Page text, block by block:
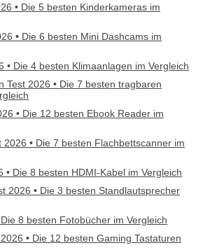
• Die 5 besten Kinderkameras im
• Die 6 besten Mini Dashcams im
• Die 4 besten Klimaanlagen im Vergleich
Test 2026 • Die 7 besten tragbaren
• Die 12 besten Ebook Reader im
2026 • Die 7 besten Flachbettscanner im
• Die 8 besten HDMI-Kabel im Vergleich
2026 • Die 3 besten Standlautsprecher
8 besten Fotobücher im Vergleich
• Die 12 besten Gaming Tastaturen